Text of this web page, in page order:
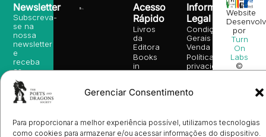
Gerenciar Consentimento
Para proporcionar a melhor experiência possível, utilizamos tecnologias
como cookies para armazenar e/ou acessar informações do dispositivo.
info@poetsandragons.com
Infantil
Adulto
Bookshop
Acesso
Rápido
Livros
da
Editora
Books
in
Eventos
Sobre
Nós
Informação
Legal
Condições
Gerais de
Venda
Política de
privacidade
Cookies
Reclamações
Eletrónico
Newsletter
Subscreva-
se na
nossa
newsletter
e
receba
as
nossas
sugestões
de
leitura,
sobre
lançamentos,
Website
por
Turn
On
Labs
©